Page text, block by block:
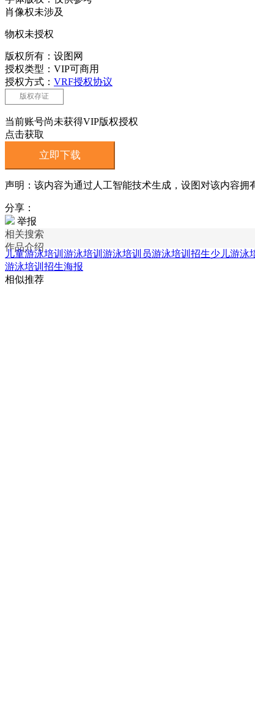
肖像权未涉及
物权未授权
版权所有：设图网
授权类型：VIP可商用
授权方式： VRF授权协议
版权存证
当前账号尚未获得VIP版权授权
点击获取
立即下载
声明：该内容为通过人工智能技术生成，设图对该内容
分享：
举报
相关搜索
作品介绍
儿童游泳培训 游泳培训 游泳培训员游泳培训招生少儿游泳
游泳培训招生海报
相似推荐